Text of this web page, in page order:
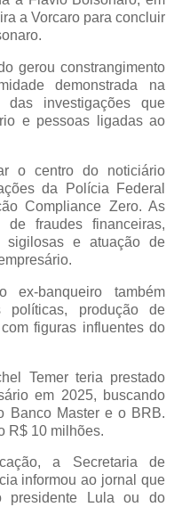
a Vorcaro para concluir
gerou constrangimento
demonstrada na
das investigações que
e pessoas ligadas ao
o centro do noticiário
da Polícia Federal
Compliance Zero. As
de fraudes financeiras,
sigilosas e atuação de
banqueiro também
políticas, produção de
figuras influentes do
Temer teria prestado
em 2025, buscando
Banco Master e o BRB.
R$ 10 milhões.
a Secretaria de
informou ao jornal que
presidente Lula ou do